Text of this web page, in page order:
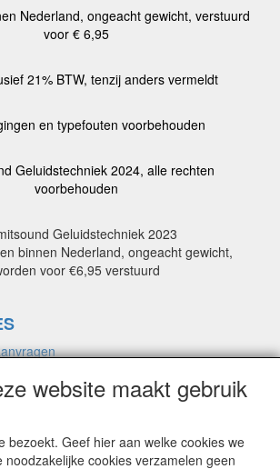
Nederland, ongeacht gewicht, verstuurd
voor € 6,95
21% BTW, tenzij anders vermeldt
en typefouten voorbehouden
Geluidstechniek 2024, alle rechten
voorbehouden
Geluidstechniek 2023
binnen Nederland, ongeacht gewicht,
voor €6,95 verstuurd
website maakt gebruik
bezoekt. Geef hier aan welke cookies we
noodzakelijke cookies verzamelen geen